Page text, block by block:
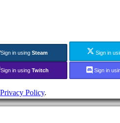
Sign in using Steam Sign in
Sign in using Twitch Sign in
Privacy Policy.